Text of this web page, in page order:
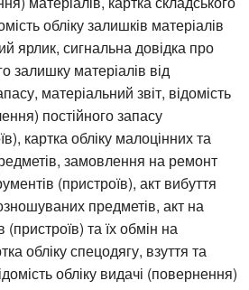
обліку залишків матеріалів
ярлик, сигнальна довідка про
залишку матеріалів від
матеріальний звіт, відомість
постійного запасу
картка обліку малоцінних та
замовлення на ремонт
(пристроїв), акт вибуття
предметів, акт на
(пристроїв) та їх обмін на
обліку спецодягу, взуття та
обліку видачі (повернення)